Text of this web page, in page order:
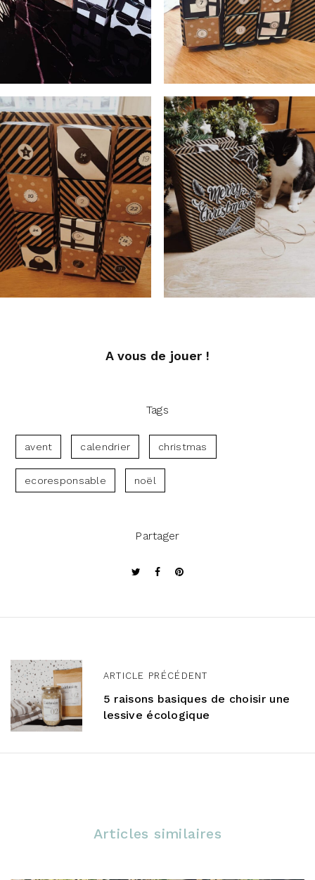
A vous de jouer !
Tags
avent calendrier christmas
ecoresponsable noël
Partager
a
v
i
g
ARTICLE PRÉCÉDENT
5 raisons basiques de choisir une
lessive écologique
Articles similaires